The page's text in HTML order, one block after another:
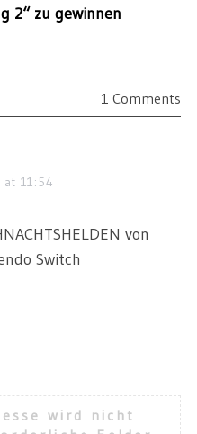
2“ zu gewinnen
1 Comments
11:54
von
Switch
wird nicht